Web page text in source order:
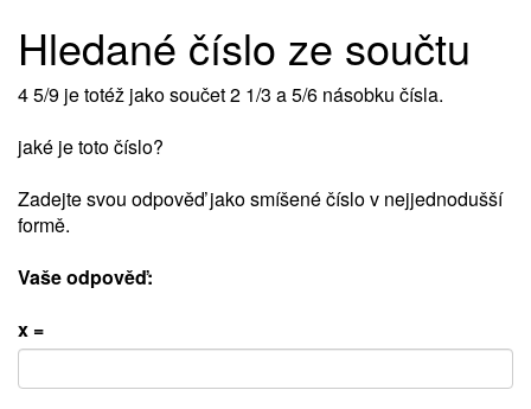
Hledané číslo ze součtu
4 5/9 je totéž jako součet 2 1/3 a 5/6 násobku čísla.
jaké je toto číslo?
Zadejte svou odpověď jako smíšené číslo v nejjednodušší
formě.
Vaše odpověď:
x =